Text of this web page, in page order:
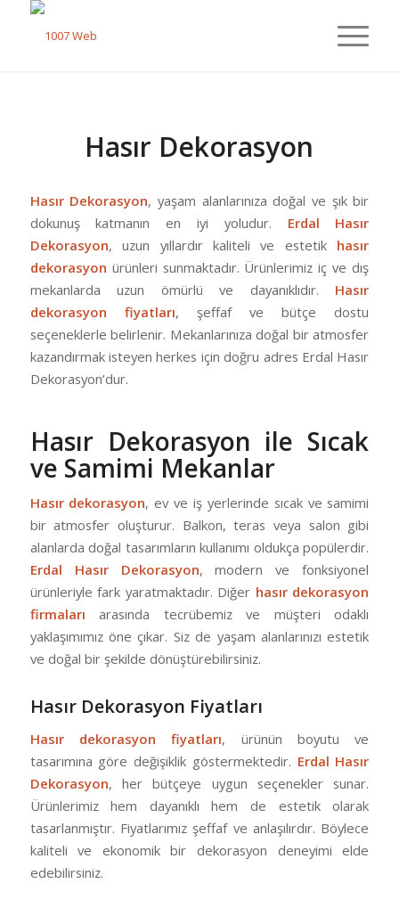
Hasır Dekorasyon
Hasır Dekorasyon, yaşam alanlarınıza doğal ve şık bir
dokunuş katmanın en iyi yoludur. Erdal Hasır
Dekorasyon, uzun yıllardır kaliteli ve estetik hasır
dekorasyon ürünleri sunmaktadır. Ürünlerimiz iç ve dış
mekanlarda uzun ömürlü ve dayanıklıdır. Hasır
dekorasyon fiyatları, şeffaf ve bütçe dostu
seçeneklerle belirlenir. Mekanlarınıza doğal bir atmosfer
kazandırmak isteyen herkes için doğru adres Erdal Hasır
Dekorasyon’dur.
Hasır Dekorasyon ile Sıcak
ve Samimi Mekanlar
Hasır dekorasyon, ev ve iş yerlerinde sıcak ve samimi
bir atmosfer oluşturur. Balkon, teras veya salon gibi
alanlarda doğal tasarımların kullanımı oldukça popülerdir.
Erdal Hasır Dekorasyon, modern ve fonksiyonel
ürünleriyle fark yaratmaktadır. Diğer hasır dekorasyon
firmaları arasında tecrübemiz ve müşteri odaklı
yaklaşımımız öne çıkar. Siz de yaşam alanlarınızı estetik
ve doğal bir şekilde dönüştürebilirsiniz.
Hasır Dekorasyon Fiyatları
Hasır dekorasyon fiyatları, ürünün boyutu ve
tasarımına göre değişiklik göstermektedir. Erdal Hasır
Dekorasyon, her bütçeye uygun seçenekler sunar.
Ürünlerimiz hem dayanıklı hem de estetik olarak
tasarlanmıştır. Fiyatlarımız şeffaf ve anlaşılırdır. Böylece
kaliteli ve ekonomik bir dekorasyon deneyimi elde
edebilirsiniz.